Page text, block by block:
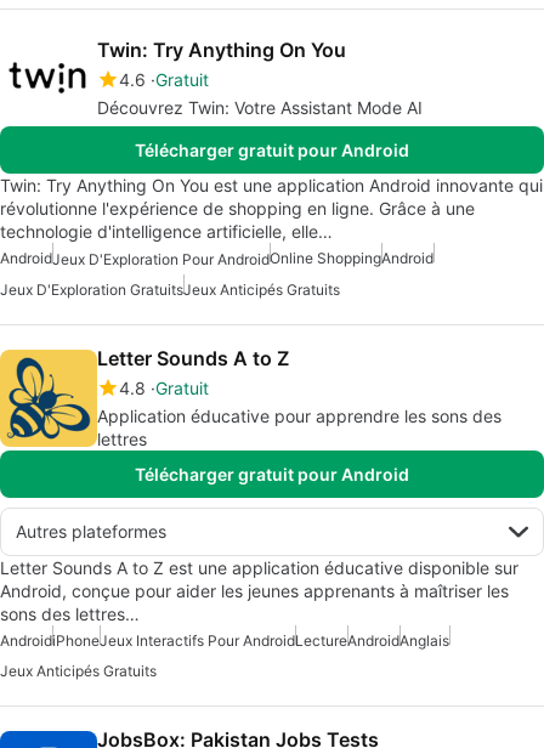
Twin: Try Anything On You
4.6 Gratuit
Découvrez Twin: Votre Assistant Mode AI
Télécharger gratuit pour Android
Twin: Try Anything On You est une application Android innovante qui
révolutionne l'expérience de shopping en ligne. Grâce à une
technologie d'intelligence artificielle, elle…
AndroidJeux D'Exploration Pour AndroidOnline ShoppingAndroid
Jeux D'Exploration GratuitsJeux Anticipés Gratuits
Letter Sounds A to Z
4.8 Gratuit
Application éducative pour apprendre les sons des
lettres
Télécharger gratuit pour Android
Autres plateformes
Letter Sounds A to Z est une application éducative disponible sur
Android, conçue pour aider les jeunes apprenants à maîtriser les
sons des lettres…
AndroidiPhoneJeux Interactifs Pour AndroidLectureAndroidAnglais
Jeux Anticipés Gratuits
JobsBox: Pakistan Jobs Tests